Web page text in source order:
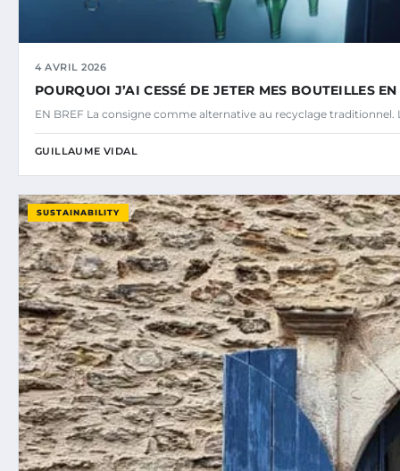
4 AVRIL 2026
POURQUOI J’AI CESSÉ DE JETER MES BOUTEILLES
EN BREF La consigne comme alternative au recyclage traditionnel.
GUILLAUME VIDAL
SUSTAINABILITY